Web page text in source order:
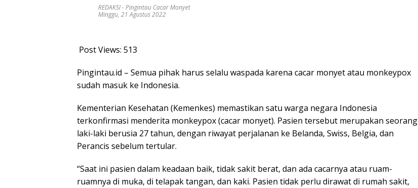
REDAKSI-Pingintau Cacar Monyet
Minggu, 21 Agustus 2022
Post Views: 513
Pingintau.id – Semua pihak harus selalu waspada karena cacar monyet atau monkeypox
sudah masuk ke Indonesia.
Kementerian Kesehatan (Kemenkes) memastikan satu warga negara Indonesia
terkonfirmasi menderita monkeypox (cacar monyet). Pasien tersebut merupakan seorang
laki-laki berusia 27 tahun, dengan riwayat perjalanan ke Belanda, Swiss, Belgia, dan
Perancis sebelum tertular.
“Saat ini pasien dalam keadaan baik, tidak sakit berat, dan ada cacarnya atau ruam-
ruamnya di muka, di telapak tangan, dan kaki. Pasien tidak perlu dirawat di rumah sakit,